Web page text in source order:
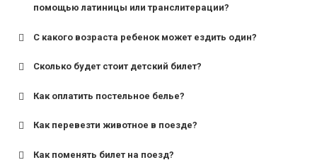
помощью латиницы или транслитерации?
С какого возраста ребенок может ездить один?
для поездов дальнего следования — от 10 лет и
для пригородных поездов — от 7 лет.
Сколько будет стоит детский билет?
Как оплатить постельное белье?
Как перевезти животное в поезде?
Как поменять билет на поезд?